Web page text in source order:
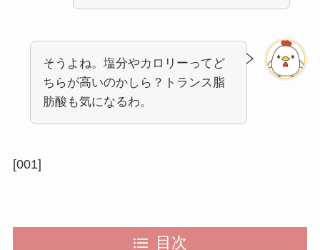
そうよね。塩分やカロリーってど
ちらが高いのかしら？トランス脂
肪酸も気になるわ。
[001]
目次